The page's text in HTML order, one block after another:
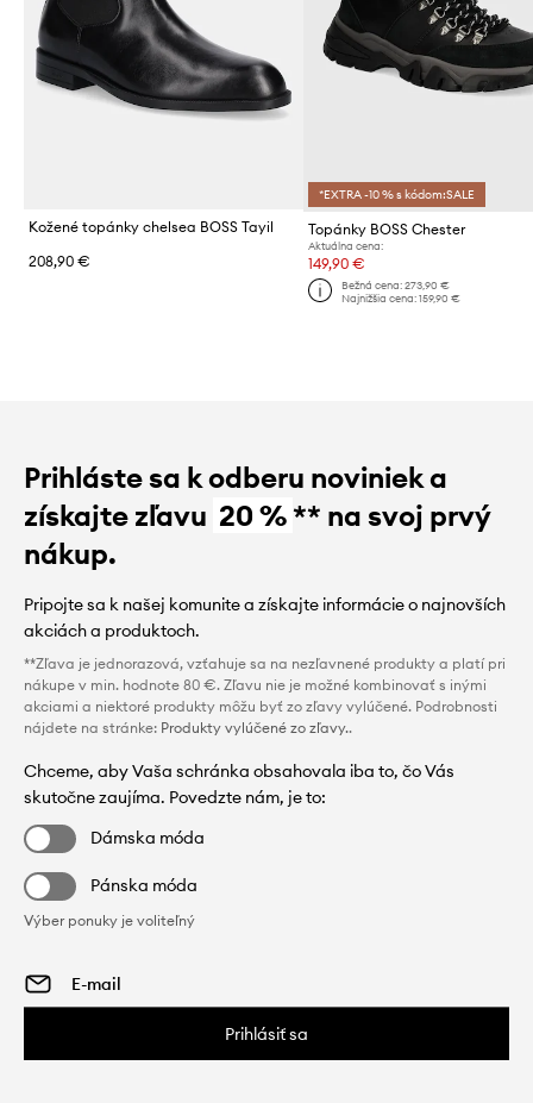
Kožené topánky chelsea BOSS Tayil
208,90 €
*EXTRA -10 % s kódom:SALE
Topánky BOSS Chester
Aktuálna cena:
149,90 €
Bežná cena: 273,90 €
Najnižšia cena: 159,90 €
Prihláste sa k odberu noviniek a
získajte zľavu 20 %** na svoj prvý
nákup.
Pripojte sa k našej komunite a získajte informácie o najnovších
akciách a produktoch.
**Zľava je jednorazová, vzťahuje sa na nezľavnené produkty a platí pri
nákupe v min. hodnote 80 €. Zľavu nie je možné kombinovať s inými
akciami a niektoré produkty môžu byť zo zľavy vylúčené. Podrobnosti
nájdete na stránke: Produkty vylúčené zo zľavy..
Chceme, aby Vaša schránka obsahovala iba to, čo Vás
skutočne zaujíma. Povedzte nám, je to:
Dámska móda
Pánska móda
Výber ponuky je voliteľný
Prihlásiť sa